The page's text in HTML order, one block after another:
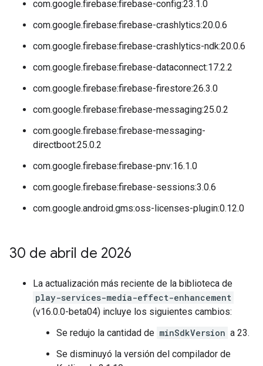
com.google.firebase:firebase-config:23.1.0
com.google.firebase:firebase-crashlytics:20.0.6
com.google.firebase:firebase-crashlytics-ndk:20.0.6
com.google.firebase:firebase-dataconnect:17.2.2
com.google.firebase:firebase-firestore:26.3.0
com.google.firebase:firebase-messaging:25.0.2
com.google.firebase:firebase-messaging-
directboot:25.0.2
com.google.firebase:firebase-pnv:16.1.0
com.google.firebase:firebase-sessions:3.0.6
com.google.android.gms:oss-licenses-plugin:0.12.0
30 de abril de 2026
La actualización más reciente de la biblioteca de
play-services-media-effect-enhancement
(v16.0.0-beta04) incluye los siguientes cambios:
Se redujo la cantidad de minSdkVersion a 23.
Se disminuyó la versión del compilador de